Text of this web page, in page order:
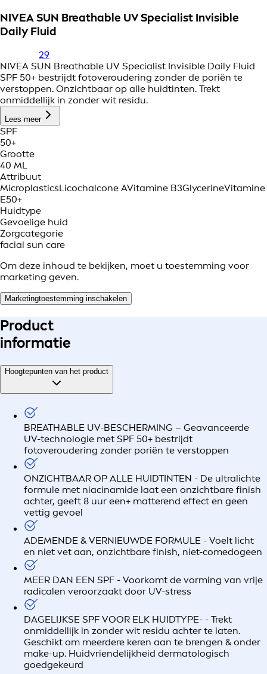
NIVEA SUN Breathable UV Specialist Invisible
Daily Fluid
29
NIVEA SUN Breathable UV Specialist Invisible Daily Fluid
SPF 50+ bestrijdt fotoveroudering zonder de poriën te
verstoppen. Onzichtbaar op alle huidtinten. Trekt
onmiddellijk in zonder wit residu.
Lees meer
SPF
50+
Grootte
40 ML
Attribuut
MicroplasticsLicochalcone AVitamine B3GlycerineVitamine
E50+
Huidtype
Gevoelige huid
Zorgcategorie
facial sun care
Om deze inhoud te bekijken, moet u toestemming voor
marketing geven.
Marketingtoestemming inschakelen
Product
informatie
Hoogtepunten van het product
BREATHABLE UV-BESCHERMING – Geavanceerde
UV-technologie met SPF 50+ bestrijdt
fotoveroudering zonder poriën te verstoppen
ONZICHTBAAR OP ALLE HUIDTINTEN - De ultralichte
formule met niacinamide laat een onzichtbare finish
achter, geeft 8 uur een+ matterend effect en geen
vettig gevoel
ADEMENDE & VERNIEUWDE FORMULE - Voelt licht
en niet vet aan, onzichtbare finish, niet-comedogeen
MEER DAN EEN SPF - Voorkomt de vorming van vrije
radicalen veroorzaakt door UV-stress
DAGELIJKSE SPF VOOR ELK HUIDTYPE- - Trekt
onmiddellijk in zonder wit residu achter te laten.
Geschikt om meerdere keren aan te brengen & onder
make-up. Huidvriendelijkheid dermatologisch
goedgekeurd